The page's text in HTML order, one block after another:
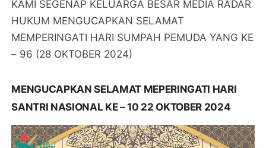
KAMI SEGENAP KELUARGA BESAR MEDIA RADAR
HUKUM MENGUCAPKAN SELAMAT
MEMPERINGATI HARI SUMPAH PEMUDA YANG KE
– 96 (28 OKTOBER 2024)
MENGUCAPKAN SELAMAT MEPERINGATI HARI
SANTRI NASIONAL KE – 10 22 OKTOBER 2024